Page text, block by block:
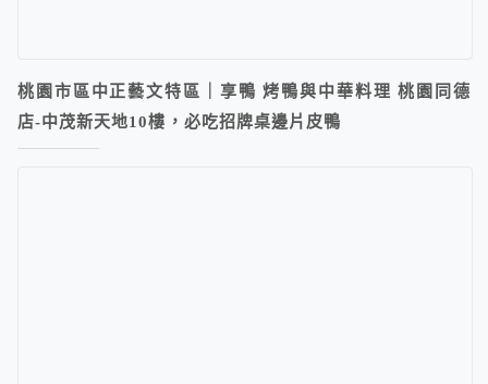
桃園市區中正藝文特區｜享鴨 烤鴨與中華料理 桃園同德
店-中茂新天地10樓，必吃招牌桌邊片皮鴨